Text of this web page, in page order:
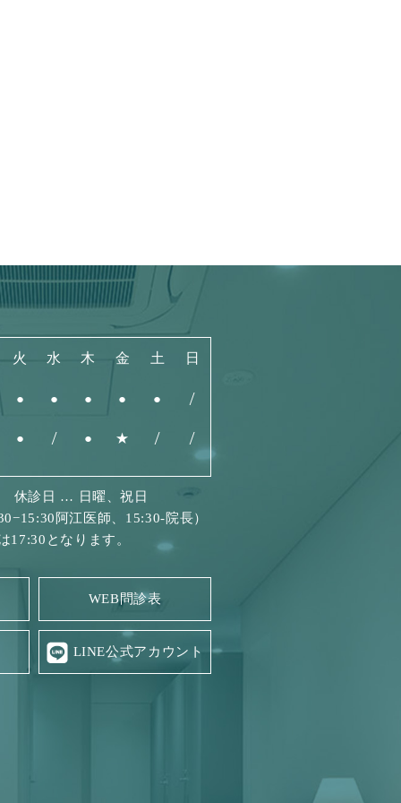
火 水 木 金 土 日
● ● ● ● ● /
● / ● ★ / /
休診日 … 日曜、祝日
阿江医師、15:30-院長）
17:30となります。
WEB問診表
LINE公式アカウント